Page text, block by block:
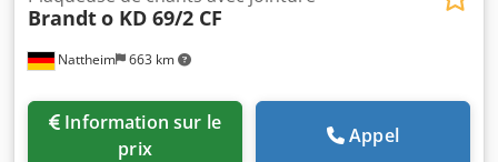
joints Station de fraisage de joints 1803 (2x 2,6 kW, 200
Nattheim 663 km
Brandto KD 69/2 CF
prix
Appel